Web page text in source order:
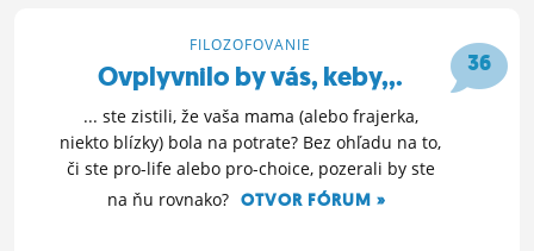
36
FILOZOFOVANIE
Ovplyvnilo by vás, keby,,.
... ste zistili, že vaša mama (alebo frajerka,
niekto blízky) bola na potrate? Bez ohľadu na to,
či ste pro-life alebo pro-choice, pozerali by ste
na ňu rovnako? OTVOR FÓRUM »